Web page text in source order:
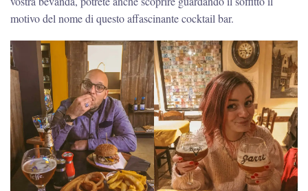
motivo del nome di questo affascinante cocktail bar.